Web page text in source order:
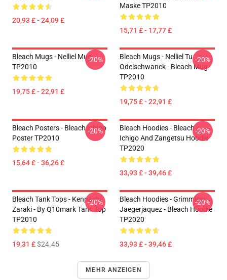
20,93 £ - 24,09 £
Maske TP2010
15,71 £ - 17,77 £
Bleach Mugs - Nelliel Mug
TP2010
19,75 £ - 22,91 £
-20%
Bleach Mugs - Nelliel Tu
Odelschwanck - Bleach Mug
TP2010
19,75 £ - 22,91 £
-20%
Bleach Posters - Bleach Ichigo
Poster TP2010
15,64 £ - 36,26 £
-20%
Bleach Hoodies - Bleach -
Ichigo And Zangetsu Hoodie
TP2020
33,93 £ - 39,46 £
-20%
Bleach Tank Tops - Kenpachi
Zaraki - By Q10mark Tank Top
TP2010
19,31 £$24.45
-20%
Bleach Hoodies - Grimmjow
Jaegerjaquez - Bleach Hoodie
TP2020
33,93 £ - 39,46 £
-20%
MEHR ANZEIGEN